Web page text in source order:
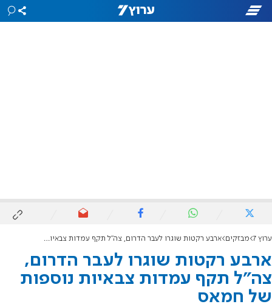
ערוץ 7 מבזקים ארבע רקטות שוגרו לעבר הדרום, צה"ל תקף עמדות צבאיות נוספות של חמאס
ארבע רקטות שוגרו לעבר הדרום,
צה"ל תקף עמדות צבאיות נוספות
של חמאס